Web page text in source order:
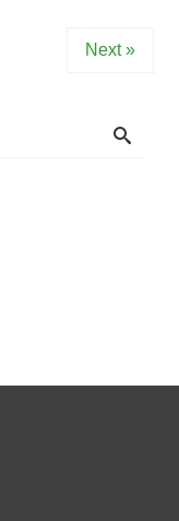
Next »